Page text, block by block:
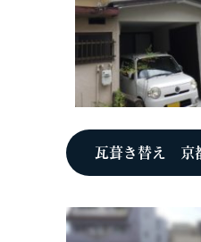
瓦葺き替え 京